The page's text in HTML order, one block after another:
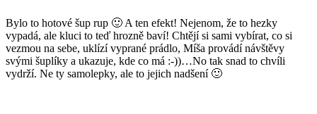
Bylo to hotové šup rup 🙂 A ten efekt! Nejenom, že to hezky
vypadá, ale kluci to teď hrozně baví! Chtějí si sami vybírat, co si
vezmou na sebe, uklízí vyprané prádlo, Míša provádí návštěvy
svými šuplíky a ukazuje, kde co má :-))…No tak snad to chvíli
vydrží. Ne ty samolepky, ale to jejich nadšení 🙂